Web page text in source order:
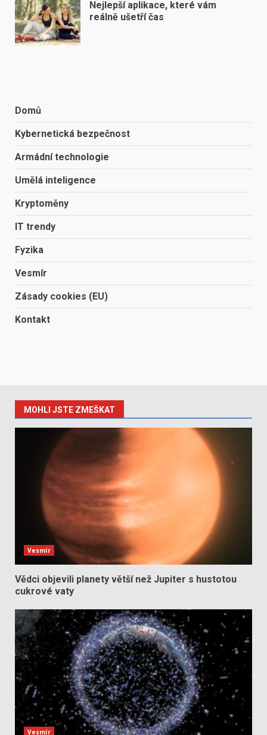
Nejlepší aplikace, které vám
reálně ušetří čas
Domů
Kybernetická bezpečnost
Armádní technologie
Umělá inteligence
Kryptoměny
IT trendy
Fyzika
Vesmír
Zásady cookies (EU)
Kontakt
MOHLI JSTE ZMEŠKAT
Vesmír
Vědci objevili planety větší než Jupiter s hustotou
cukrové vaty
Vesmír